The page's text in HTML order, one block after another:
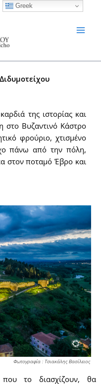
της ιστορίας και
στο Βυζαντινό Κάστρο
φρούριο, χτισμένο
πάνω από την πόλη,
στον ποταμό Έβρο και
Φωτογραφία : Τσιακάλης Βασίλειος
το διασχίζουν, θα
Greek